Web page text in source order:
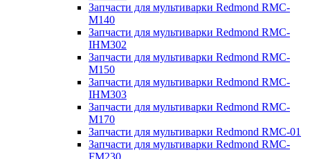
Запчасти для мультиварки Redmond RMC-
M140
Запчасти для мультиварки Redmond RMC-
IHM302
Запчасти для мультиварки Redmond RMC-
M150
Запчасти для мультиварки Redmond RMC-
IHM303
Запчасти для мультиварки Redmond RMC-
M170
Запчасти для мультиварки Redmond RMC-01
Запчасти для мультиварки Redmond RMC-
FM230